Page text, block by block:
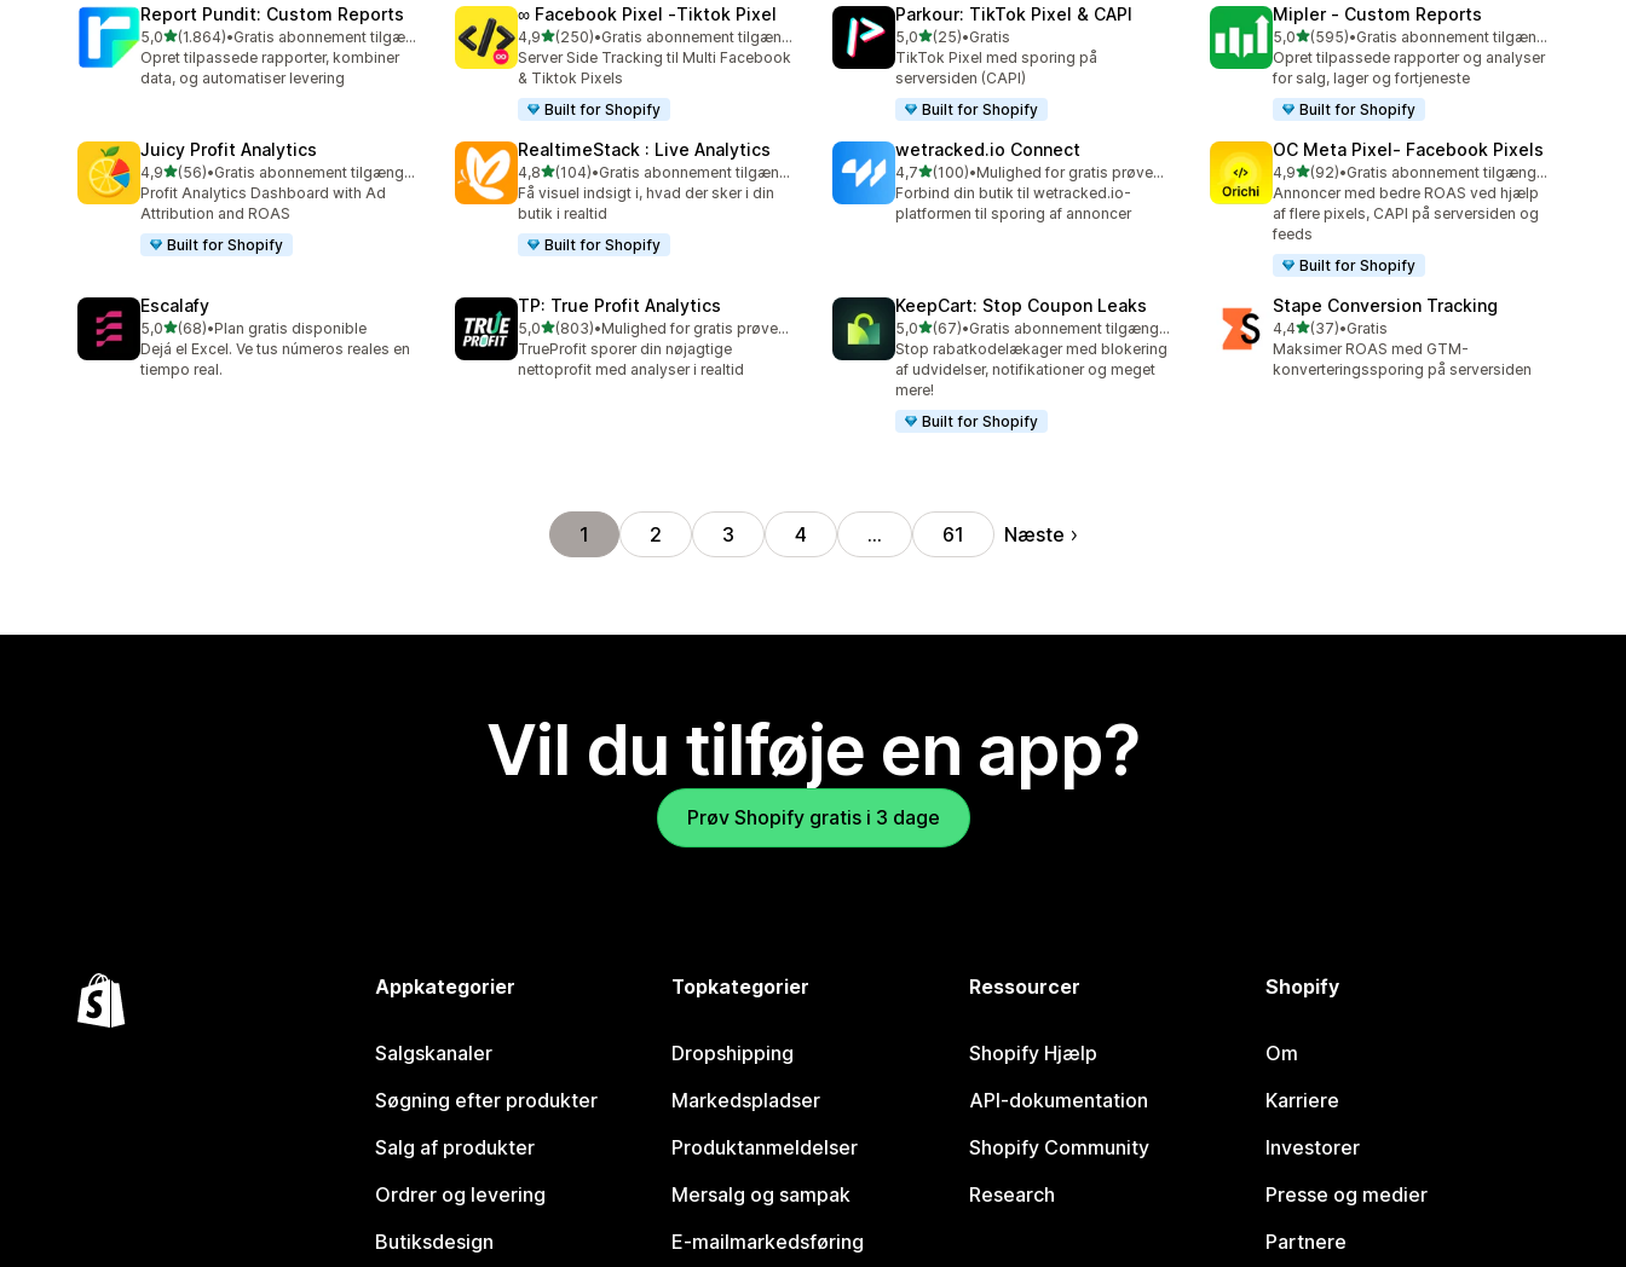
Report Pundit: Custom Reports
5,0ud af 5 stjerner
(1.864)
1864 anmeldelser i alt
•
Gratis abonnement tilgængeligt
Opret tilpassede rapporter, kombiner
data, og automatiser levering
∞ Facebook Pixel ‑Tiktok Pixel
4,9ud af 5 stjerner
(250)
250 anmeldelser i alt
•
Gratis abonnement tilgængeligt
Server Side Tracking til Multi Facebook
& Tiktok Pixels
Built for Shopify
Parkour: TikTok Pixel & CAPI
5,0ud af 5 stjerner
(25)
25 anmeldelser i alt
•Gratis
TikTok Pixel med sporing på
serversiden (CAPI)
Built for Shopify
Mipler ‑ Custom Reports
5,0ud af 5 stjerner
(595)
595 anmeldelser i alt
•
Gratis abonnement tilgængeligt
Opret tilpassede rapporter og analyser
for salg, lager og fortjeneste
Built for Shopify
Juicy Profit Analytics
4,9ud af 5 stjerner
(56)
56 anmeldelser i alt
•
Gratis abonnement tilgængeligt
Profit Analytics Dashboard with Ad
Attribution and ROAS
Built for Shopify
RealtimeStack : Live Analytics
4,8ud af 5 stjerner
(104)
104 anmeldelser i alt
•
Gratis abonnement tilgængeligt
Få visuel indsigt i, hvad der sker i din
butik i realtid
Built for Shopify
wetracked.io Connect
4,7ud af 5 stjerner
(100)
100 anmeldelser i alt
•
Mulighed for gratis prøveperiode
Forbind din butik til wetracked.io-
platformen til sporing af annoncer
OC Meta Pixel‑ Facebook Pixels
4,9ud af 5 stjerner
(92)
92 anmeldelser i alt
•
Gratis abonnement tilgængeligt
Annoncer med bedre ROAS ved hjælp
af flere pixels, CAPI på serversiden og
feeds
Built for Shopify
Escalafy
5,0ud af 5 stjerner
(68)
68 anmeldelser i alt
•Plan gratis disponible
Dejá el Excel. Ve tus números reales en
tiempo real.
TP: True Profit Analytics
5,0ud af 5 stjerner
(803)
803 anmeldelser i alt
•
Mulighed for gratis prøveperiode
TrueProfit sporer din nøjagtige
nettoprofit med analyser i realtid
KeepCart: Stop Coupon Leaks
5,0ud af 5 stjerner
(67)
67 anmeldelser i alt
•
Gratis abonnement tilgængeligt
Stop rabatkodelækager med blokering
af udvidelser, notifikationer og meget
mere!
Built for Shopify
Stape Conversion Tracking
4,4ud af 5 stjerner
(37)
37 anmeldelser i alt
•Gratis
Maksimer ROAS med GTM-
konverteringssporing på serversiden
1 2 3 4 … 61 Næste
Vil du tilføje en app?
Prøv Shopify gratis i 3 dage
Appkategorier
Salgskanaler
Søgning efter produkter
Salg af produkter
Ordrer og levering
Butiksdesign
Topkategorier
Dropshipping
Markedspladser
Produktanmeldelser
Mersalg og sampak
E-mailmarkedsføring
Ressourcer
Shopify Hjælp
API-dokumentation
Shopify Community
Research
Shopify
Om
Karriere
Investorer
Presse og medier
Partnere